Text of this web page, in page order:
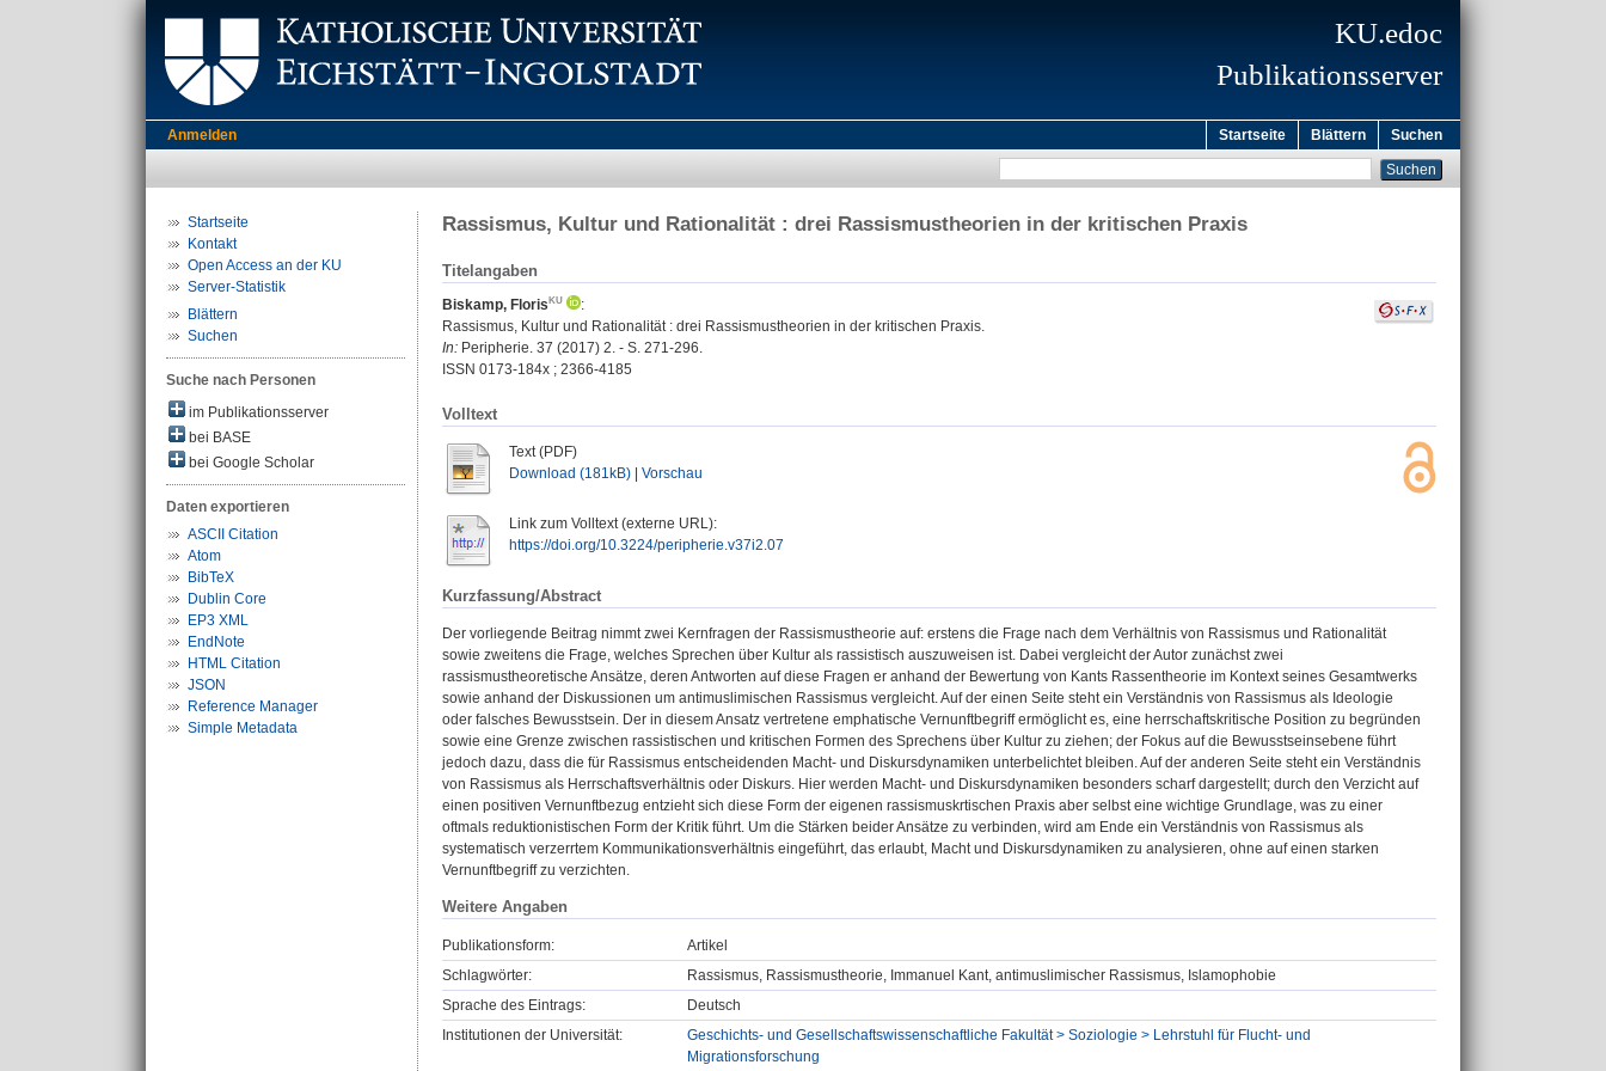
KU.edoc
Publikationsserver
Anmelden Startseite Blättern Suchen
Startseite
Kontakt
Open Access an der KU
Server-Statistik
Blättern
Suchen
Suche nach Personen
im Publikationsserver
bei BASE
bei Google Scholar
Daten exportieren
ASCII Citation
Atom
BibTeX
Dublin Core
EP3 XML
EndNote
HTML Citation
JSON
Reference Manager
Simple Metadata
Rassismus, Kultur und Rationalität : drei Rassismustheorien in der kritischen Praxis
Titelangaben
Biskamp, Floris
:
Rassismus, Kultur und Rationalität : drei Rassismustheorien in der kritischen Praxis.
In: Peripherie. 37 (2017) 2. - S. 271-296.
ISSN 0173-184x ; 2366-4185
Volltext
Text (PDF)
Download (181kB)
Vorschau
Link zum Volltext (externe URL):
https://doi.org/10.3224/peripherie.v37i2.07
Kurzfassung/Abstract
Der vorliegende Beitrag nimmt zwei Kernfragen der Rassismustheorie auf: erstens die Frage nach dem Verhältnis von Rassismus und Rationalität
sowie zweitens die Frage, welches Sprechen über Kultur als rassistisch auszuweisen ist. Dabei vergleicht der Autor zunächst zwei
rassismustheoretische Ansätze, deren Antworten auf diese Fragen er anhand der Bewertung von Kants Rassentheorie im Kontext seines Gesamtwerks
sowie anhand der Diskussionen um antimuslimischen Rassismus vergleicht. Auf der einen Seite steht ein Verständnis von Rassismus als Ideologie
oder falsches Bewusstsein. Der in diesem Ansatz vertretene emphatische Vernunftbegriff ermöglicht es, eine herrschaftskritische Position zu begründen
sowie eine Grenze zwischen rassistischen und kritischen Formen des Sprechens über Kultur zu ziehen; der Fokus auf die Bewusstseinsebene führt
jedoch dazu, dass die für Rassismus entscheidenden Macht- und Diskursdynamiken unterbelichtet bleiben. Auf der anderen Seite steht ein Verständnis
von Rassismus als Herrschaftsverhältnis oder Diskurs. Hier werden Macht- und Diskursdynamiken besonders scharf dargestellt; durch den Verzicht auf
einen positiven Vernunftbezug entzieht sich diese Form der eigenen rassismuskrtischen Praxis aber selbst eine wichtige Grundlage, was zu einer
oftmals reduktionistischen Form der Kritik führt. Um die Stärken beider Ansätze zu verbinden, wird am Ende ein Verständnis von Rassismus als
systematisch verzerrtem Kommunikationsverhältnis eingeführt, das erlaubt, Macht und Diskursdynamiken zu analysieren, ohne auf einen starken
Vernunftbegriff zu verzichten.
Weitere Angaben
Publikationsform:
Artikel
Schlagwörter:
Rassismus, Rassismustheorie, Immanuel Kant, antimuslimischer Rassismus, Islamophobie
Sprache des Eintrags:
Deutsch
Institutionen der Universität:
Geschichts- und Gesellschaftswissenschaftliche Fakultät > Soziologie > Lehrstuhl für Flucht- und
Migrationsforschung